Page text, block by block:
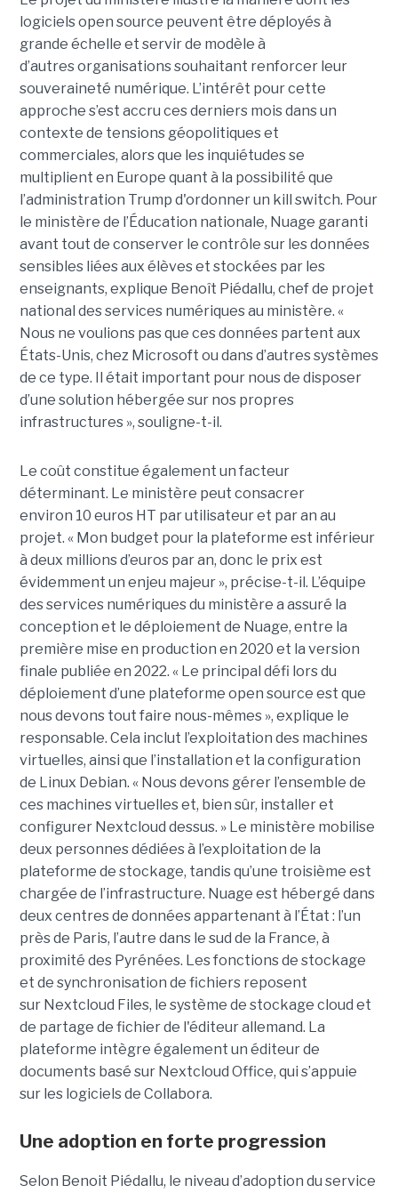
logiciels open source peuvent être déployés à
grande échelle et servir de modèle à
d’autres organisations souhaitant renforcer leur
souveraineté numérique. L’intérêt pour cette
approche s’est accru ces derniers mois dans un
contexte de tensions géopolitiques et
commerciales, alors que les inquiétudes se
multiplient en Europe quant à la possibilité que
l’administration Trump d'ordonner un kill switch. Pour
le ministère de l’Éducation nationale, Nuage garanti
avant tout de conserver le contrôle sur les données
sensibles liées aux élèves et stockées par les
enseignants, explique Benoît Piédallu, chef de projet
national des services numériques au ministère. «
Nous ne voulions pas que ces données partent aux
États-Unis, chez Microsoft ou dans d’autres systèmes
de ce type. Il était important pour nous de disposer
d’une solution hébergée sur nos propres
infrastructures », souligne-t-il.
Le coût constitue également un facteur
déterminant. Le ministère peut consacrer
environ 10 euros HT par utilisateur et par an au
projet. « Mon budget pour la plateforme est inférieur
à deux millions d’euros par an, donc le prix est
évidemment un enjeu majeur », précise-t-il. L’équipe
des services numériques du ministère a assuré la
conception et le déploiement de Nuage, entre la
première mise en production en 2020 et la version
finale publiée en 2022. « Le principal défi lors du
déploiement d’une plateforme open source est que
nous devons tout faire nous-mêmes », explique le
responsable. Cela inclut l’exploitation des machines
virtuelles, ainsi que l’installation et la configuration
de Linux Debian. « Nous devons gérer l’ensemble de
ces machines virtuelles et, bien sûr, installer et
configurer Nextcloud dessus. » Le ministère mobilise
deux personnes dédiées à l’exploitation de la
plateforme de stockage, tandis qu’une troisième est
chargée de l’infrastructure. Nuage est hébergé dans
deux centres de données appartenant à l’État : l’un
près de Paris, l’autre dans le sud de la France, à
proximité des Pyrénées. Les fonctions de stockage
et de synchronisation de fichiers reposent
sur Nextcloud Files, le système de stockage cloud et
de partage de fichier de l'éditeur allemand. La
plateforme intègre également un éditeur de
documents basé sur Nextcloud Office, qui s’appuie
sur les logiciels de Collabora.
Une adoption en forte progression
Selon Benoit Piédallu, le niveau d’adoption du service